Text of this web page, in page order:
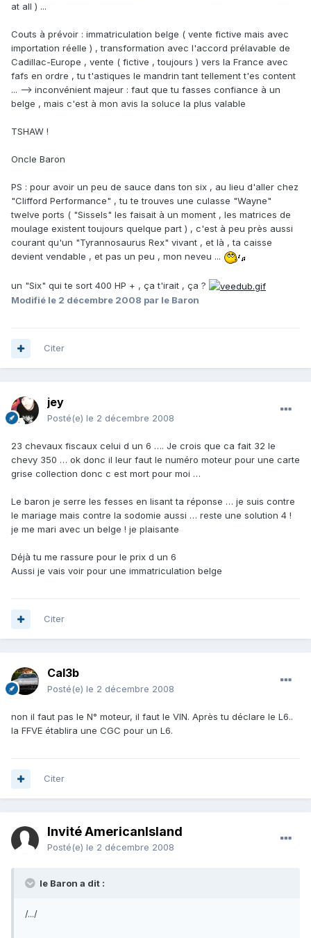
at all ) ...
Couts à prévoir : immatriculation belge ( vente fictive mais avec
importation réelle ) , transformation avec l'accord prélavable de
Cadillac-Europe , vente ( fictive , toujours ) vers la France avec
fafs en ordre , tu t'astiques le mandrin tant tellement t'es content
... --> inconvénient majeur : faut que tu fasses confiance à un
belge , mais c'est à mon avis la soluce la plus valable
TSHAW !
Oncle Baron
PS : pour avoir un peu de sauce dans ton six , au lieu d'aller chez
"Clifford Performance" , tu te trouves une culasse "Wayne"
twelve ports ( "Sissels" les faisait à un moment , les matrices de
moulage existent toujours quelque part ) , c'est à peu près aussi
courant qu'un "Tyrannosaurus Rex" vivant , et là , ta caisse
devient vendable , et pas un peu , mon neveu ...
un "Six" qui te sort 400 HP + , ça t'irait , ça ?
Modifié le 2 décembre 2008 par le Baron
Citer
jey
Posté(e) le 2 décembre 2008
23 chevaux fiscaux celui d un 6 …. Je crois que ca fait 32 le
chevy 350 … ok donc il leur faut le numéro moteur pour une carte
grise collection donc c est mort pour moi …
Le baron je serre les fesses en lisant ta réponse … je suis contre
le mariage mais contre la sodomie aussi … reste une solution 4 !
je me mari avec un belge ! je plaisante
Déjà tu me rassure pour le prix d un 6
Aussi je vais voir pour une immatriculation belge
Citer
Cal3b
Posté(e) le 2 décembre 2008
non il faut pas le N° moteur, il faut le VIN. Après tu déclare le L6..
la FFVE établira une CGC pour un L6.
Citer
Invité AmericanIsland
Posté(e) le 2 décembre 2008
le Baron a dit :
/.../